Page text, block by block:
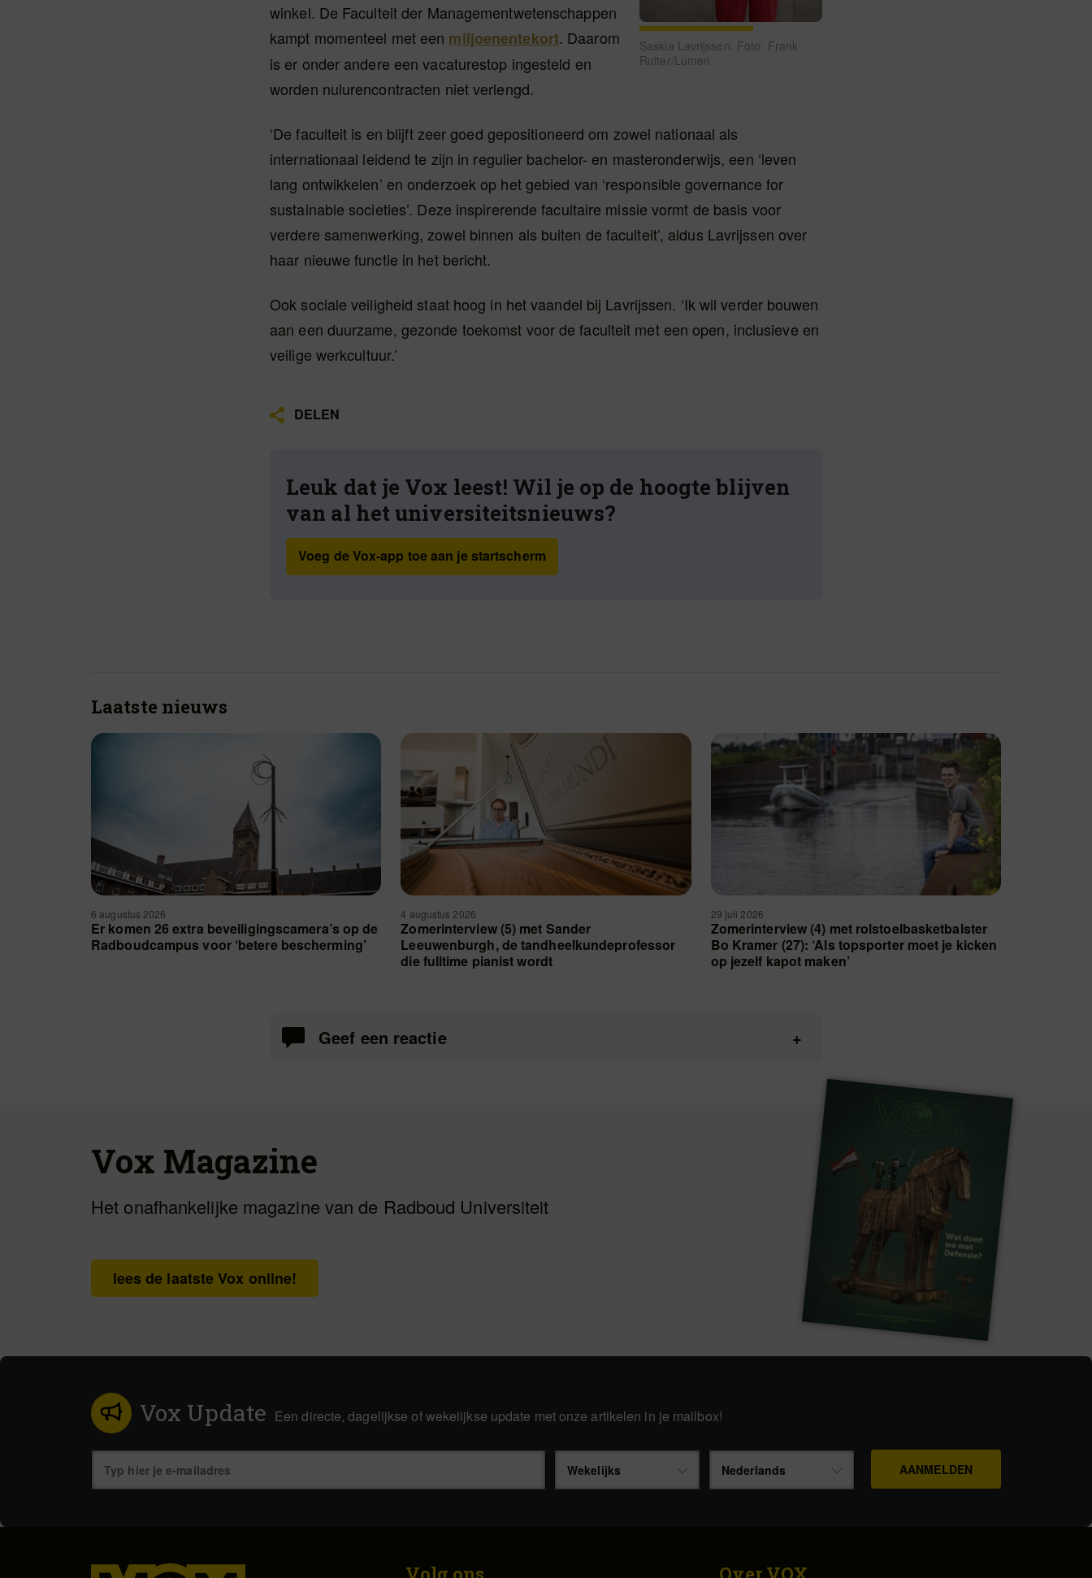
Saskia Lavrijssen. Foto: Frank
Ruiter/Lumen
winkel. De Faculteit der Managementwetenschappen
kampt momenteel met een miljoenentekort. Daarom
is er onder andere een vacaturestop ingesteld en
worden nulurencontracten niet verlengd.
‘De faculteit is en blijft zeer goed gepositioneerd om zowel nationaal als
internationaal leidend te zijn in regulier bachelor- en masteronderwijs, een ‘leven
lang ontwikkelen’ en onderzoek op het gebied van ‘responsible governance for
sustainable societies’. Deze inspirerende facultaire missie vormt de basis voor
verdere samenwerking, zowel binnen als buiten de faculteit’, aldus Lavrijssen over
haar nieuwe functie in het bericht.
Ook sociale veiligheid staat hoog in het vaandel bij Lavrijssen. ‘Ik wil verder bouwen
aan een duurzame, gezonde toekomst voor de faculteit met een open, inclusieve en
veilige werkcultuur.’
DELEN
Leuk dat je Vox leest! Wil je op de hoogte blijven
van al het universiteitsnieuws?
Voeg de Vox-app toe aan je startscherm
Laatste nieuws
6 augustus 2026
Er komen 26 extra beveiligingscamera’s op de
Radboudcampus voor ‘betere bescherming’
4 augustus 2026
Zomerinterview (5) met Sander
Leeuwenburgh, de tandheelkundeprofessor
die fulltime pianist wordt
29 juli 2026
Zomerinterview (4) met rolstoelbasketbalster
Bo Kramer (27): ‘Als topsporter moet je kicken
op jezelf kapot maken’
Geef een reactie
Vox Magazine
Het onafhankelijke magazine van de Radboud Universiteit
lees de laatste Vox online!
Vox Update Een directe, dagelijkse of wekelijkse update met onze artikelen in je mailbox!
Wekelijks Nederlands